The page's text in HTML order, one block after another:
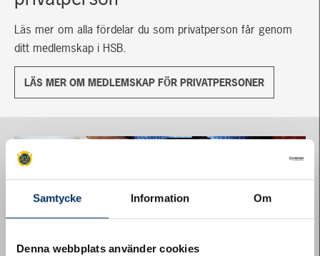
Samtycke Information Om
Denna webbplats använder cookies
Läs mer om alla fördelar du som privatperson får genom
ditt medlemskap i HSB.
LÄS MER OM MEDLEMSKAP FÖR PRIVATPERSONER